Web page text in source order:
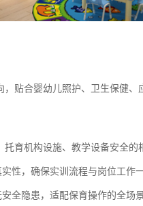
，贴合婴幼儿照护、卫生保健
育机构设施、教学设备安全
性，确保实训流程与岗位工作
全隐患，适配保育操作的全场景